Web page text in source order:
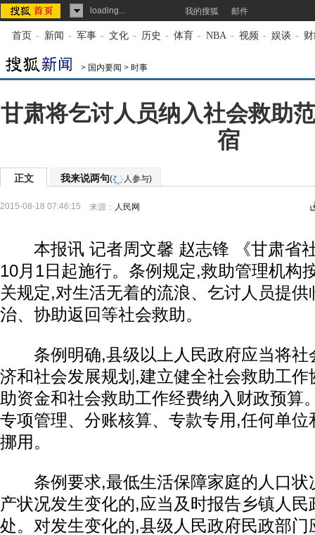
loading... 我的搜狐 邮件
首页 - 新闻 - 军事 - 文化 - 历史 - 体育 - NBA - 视频 - 娱谈 -
> 国内要闻 > 时事
甘肃将乞讨人员纳入社会救助
宿
正文 我来说两句( 人参与)
2015-08-18 07:46:15 来源： 人民网
本报讯 记者周文馨 赵志锋 《甘肃省
10月1日起施行。条例规定,救助管理机构
关规定,对生活无着的流浪、乞讨人员提
治、协助返回等社会救助。
条例明确,县级以上人民政府应当将社
济和社会发展规划,建立健全社会救助工
助资金和社会救助工作经费纳入财政预算
专项管理、分账核算、专款专用,任何单位
挪用。
条例要求,最低生活保障家庭的人口状
产状况发生变化的,应当及时报告乡镇人民
处。对发生变化的,县级人民政府民政部门